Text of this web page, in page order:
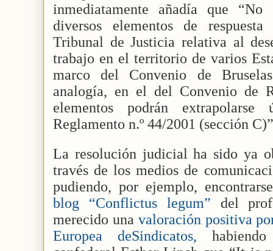
inmediatamente añadía que
diversos elementos de
Tribunal de Justicia relativa al
trabajo en el territorio de varios
marco del Convenio de
analogía, en el del Convenio de
elementos podrán
Reglamento n.º 44/2001 (sección
La resolución judicial ha sido ya
través de los medios de
pudiendo, por ejemplo,
blog “Conflictus legum” del
merecido una valoración positiva
Europea deSindicatos,